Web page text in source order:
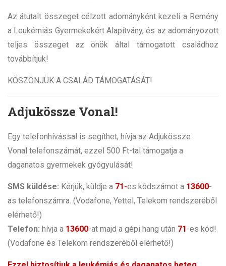
Az átutalt összeget célzott adományként kezeli a Remény
a Leukémiás Gyermekekért Alapítvány, és az adományozott
teljes összeget az önök által támogatott családhoz
továbbítjuk!
KÖSZÖNJÜK A CSALÁD TÁMOGATÁSÁT!
Adjukössze Vonal!
Egy telefonhívással is segíthet, hívja az Adjukössze
Vonal telefonszámát, ezzel 500 Ft-tal támogatja a
daganatos gyermekek gyógyulását!
SMS küldése: Kérjük, küldje a 71-es kódszámot a 13600-
as telefonszámra. (Vodafone, Yettel, Telekom rendszeréből
elérhető!)
Telefon: hívja a 13600-at majd a gépi hang után 71-es kód!
(Vodafone és Telekom rendszeréből elérhető!)